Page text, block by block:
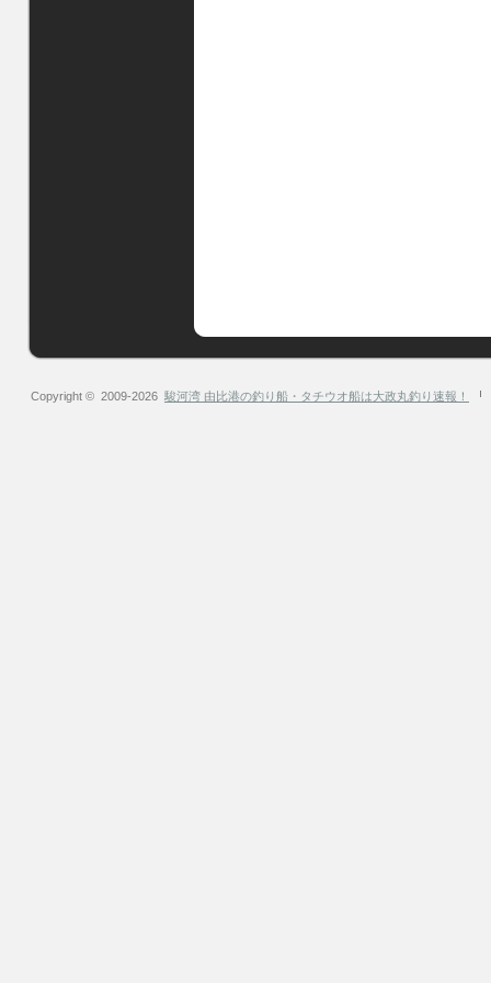
Copyright © 2009-2026 駿河湾 由比港の釣り船・タチウオ船は大政丸釣り速報！